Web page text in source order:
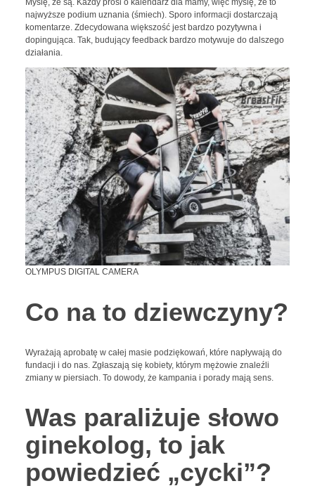
Myślę, że są. Każdy prosi o kalendarz dla mamy, więc myślę, że to
najwyższe podium uznania (śmiech). Sporo informacji dostarczają
komentarze. Zdecydowana większość jest bardzo pozytywna i
dopingująca. Tak, budujący feedback bardzo motywuje do dalszego
działania.
OLYMPUS DIGITAL CAMERA
Co na to dziewczyny?
Wyrażają aprobatę w całej masie podziękowań, które napływają do
fundacji i do nas. Zgłaszają się kobiety, którym mężowie znaleźli
zmiany w piersiach. To dowody, że kampania i porady mają sens.
Was paraliżuje słowo
ginekolog, to jak
powiedzieć „cycki”?